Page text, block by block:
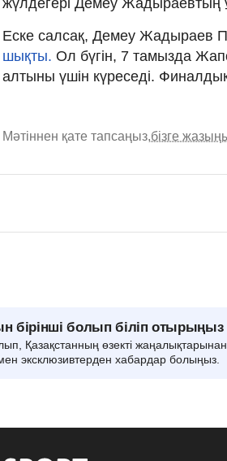
Еске салсақ, Демеу Жадыраев
шықты. Ол бүгін, 7 тамызда
алтыны үшін күреседі.
Мәтіннен қате тапсаңыз,бізге
бірінші болып біліп отырыңыз
Қазақстанның өзекті
эксклюзивтерден хабардар болыңыз.